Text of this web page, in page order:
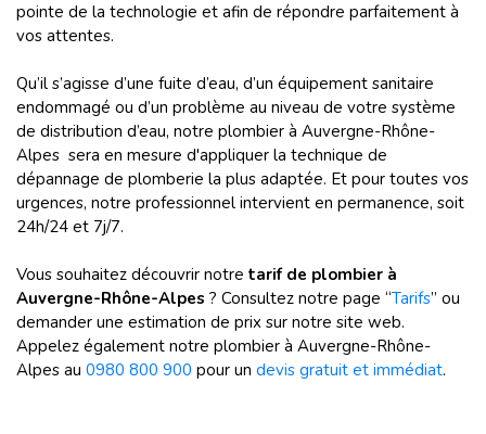
pointe de la technologie et afin de répondre parfaitement à
vos attentes.
Qu’il s’agisse d’une fuite d’eau, d’un équipement sanitaire
endommagé ou d’un problème au niveau de votre système
de distribution d’eau, notre plombier à Auvergne-Rhône-
Alpes sera en mesure d'appliquer la technique de
dépannage de plomberie la plus adaptée. Et pour toutes vos
urgences, notre professionnel intervient en permanence, soit
24h/24 et 7j/7.
Vous souhaitez découvrir notre tarif de plombier à
Auvergne-Rhône-Alpes ? Consultez notre page “Tarifs” ou
demander une estimation de prix sur notre site web.
Appelez également notre plombier à Auvergne-Rhône-
Alpes au 0980 800 900 pour un devis gratuit et immédiat.